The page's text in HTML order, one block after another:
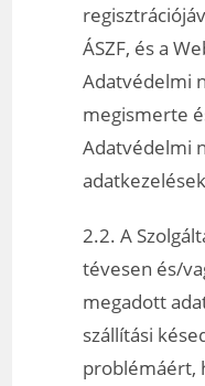
ÁSZF, és a
Adatvédelmi
megismerte
Adatvédelmi
2.2. A
tévesen és/
megadott
szállítási
problémáért,